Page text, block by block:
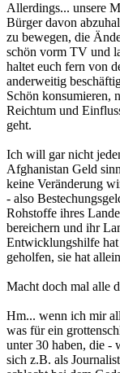
Allerdings... unsere
Bürger davon
zu bewegen, die
schön vorm TV und
haltet euch fern von
anderweitig
Schön konsumieren,
Reichtum und
geht.
Ich will gar nicht
Afghanistan Geld
keine Veränderung
- also
Rohstoffe ihres
bereichern und ihr
Entwicklungshilfe
geholfen, sie hat
Macht doch mal alle
Hm... wenn ich mir
was für ein
unter 30 haben, die -
sich z.B. als